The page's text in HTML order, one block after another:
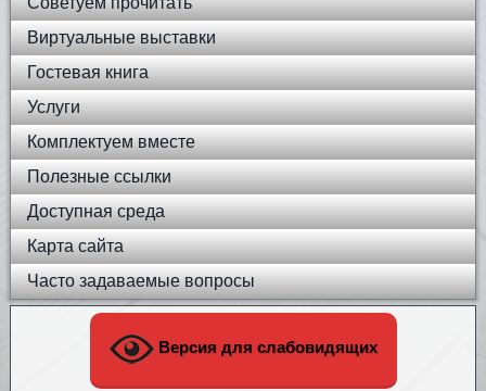
Виртуальные выставки
Гостевая книга
Услуги
Комплектуем вместе
Полезные ссылки
Доступная среда
Карта сайта
Часто задаваемые вопросы
Версия для слабовидящих